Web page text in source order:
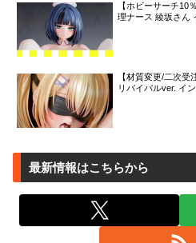
【ホビーサーチ10
理ナース 綾坂さん
【材質変更/二次
リバイバルver. イ
最新情報はこちらから